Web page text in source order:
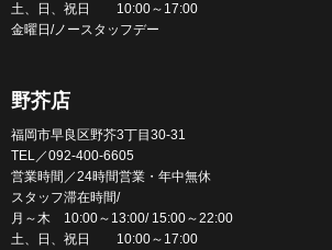
土、日、祝日 10:00～17:00
金曜日/ノースタッフデー
野芥店
福岡市早良区野芥3丁目30-31
TEL／092-400-6605
営業時間／24時間営業・年中無休
スタッフ滞在時間/
月～木 10:00～13:00/ 15:00～22:00
土、日、祝日 10:00～17:00